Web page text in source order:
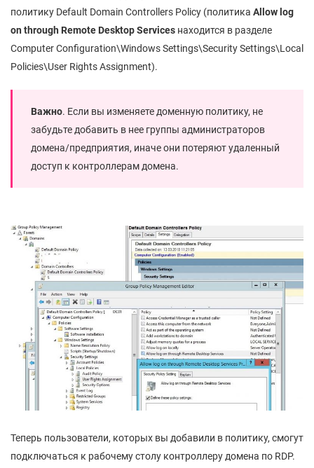
политику Default Domain Controllers Policy (политика Allow log
on through Remote Desktop Services находится в разделе
Computer Configuration\Windows Settings\Security Settings\Local
Policies\User Rights Assignment).
Важно. Если вы изменяете доменную политику, не
забудьте добавить в нее группы администраторов
домена/предприятия, иначе они потеряют удаленный
доступ к контроллерам домена.
Теперь пользователи, которых вы добавили в политику, смогут
подключаться к рабочему столу контроллеру домена по RDP.